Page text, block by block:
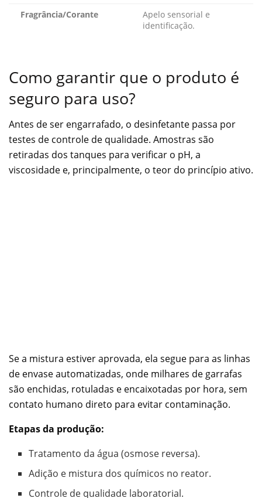
Fragrância/Corante
Apelo sensorial e
identificação.
Como garantir que o produto é
seguro para uso?
Antes de ser engarrafado, o desinfetante passa por
testes de controle de qualidade. Amostras são
retiradas dos tanques para verificar o pH, a
viscosidade e, principalmente, o teor do princípio ativo.
Se a mistura estiver aprovada, ela segue para as linhas
de envase automatizadas, onde milhares de garrafas
são enchidas, rotuladas e encaixotadas por hora, sem
contato humano direto para evitar contaminação.
Etapas da produção:
Tratamento da água (osmose reversa).
Adição e mistura dos químicos no reator.
Controle de qualidade laboratorial.